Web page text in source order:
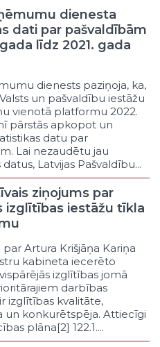
individuālais
ar līdzdalības
individuālais
pieejams
pakalpojums („service of
publiskais
pakalpojums
vārdā
vārdā
vai atļaujas došana
apstiprināšana
vai
pieprasīšana
dienesta
dati par pašvaldībām
līdz 2021. gada
dienests paziņoja, ka,
un pašvaldību iestāžu
vienotā platformu 2022.
pārstās apkopot un
datu par
Lai nezaudētu jau
Latvijas Pašvaldību...
ziņojums par
izglītības iestāžu tīkla
par Artura Krišjāņa Kariņa
kabineta iecerēto
izglītības jomā
darbības
izglītības kvalitāte,
un konkurētspēja. Attiecīgi
plāna[2] 122.1....